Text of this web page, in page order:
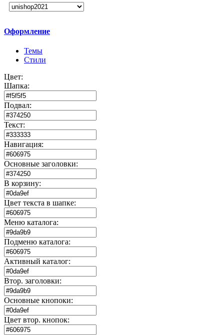
Оформление
Темы
Стили
Цвет:
Шапка:
Подвал:
Текст:
Навигация:
Основные заголовки:
В корзину:
Цвет текста в шапке:
Меню каталога:
Подменю каталога:
Активный каталог:
Втор. заголовки:
Основные кнопоки:
Цвет втор. кнопок: